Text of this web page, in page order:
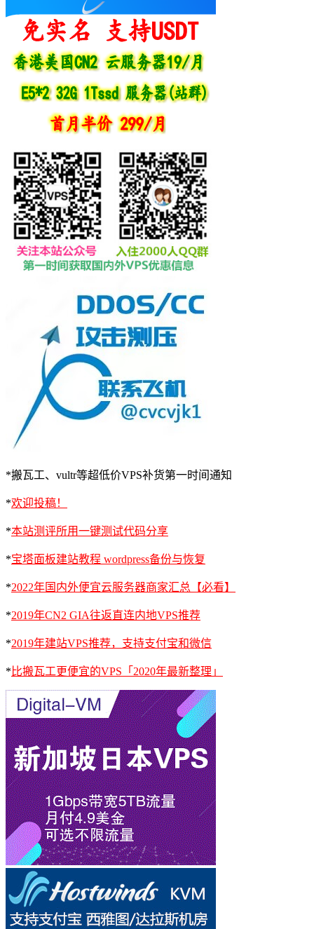
*搬瓦工、vultr等超低价VPS补货第一时间通知
*欢迎投稿！
*本站测评所用一键测试代码分享
*宝塔面板建站教程 wordpress备份与恢复
*2022年国内外便宜云服务器商家汇总【必看】
*2019年CN2 GIA往返直连内地VPS推荐
*2019年建站VPS推荐，支持支付宝和微信
* 比搬瓦工更便宜的VPS「2020年最新整理」